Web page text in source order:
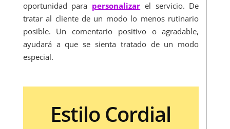
oportunidad para personalizar el servicio. De
tratar al cliente de un modo lo menos rutinario
posible. Un comentario positivo o agradable,
ayudará a que se sienta tratado de un modo
especial.
Estilo Cordial